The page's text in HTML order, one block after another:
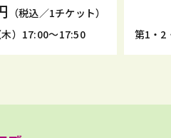
（税込／1チケット）
）17:00～17:50
第1・2